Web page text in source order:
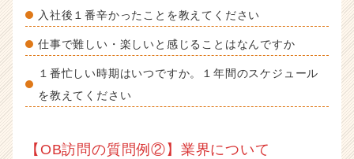
入社後１番辛かったことを教えてください
仕事で難しい・楽しいと感じることはなんですか
１番忙しい時期はいつですか。１年間のスケジュール
を教えてください
【OB訪問の質問例②】業界について